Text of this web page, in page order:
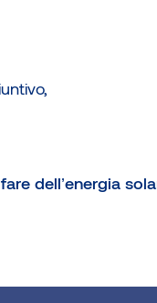
fare dell’energia